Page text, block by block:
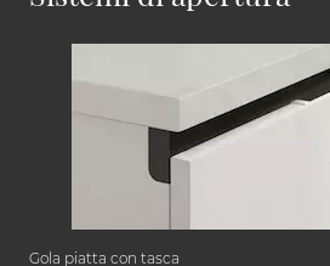
Gola piatta con tasca